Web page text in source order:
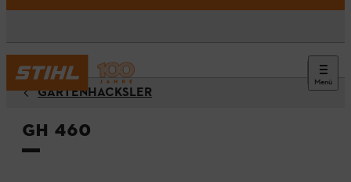
Menü
GARTENHÄCKSLER
GH 460